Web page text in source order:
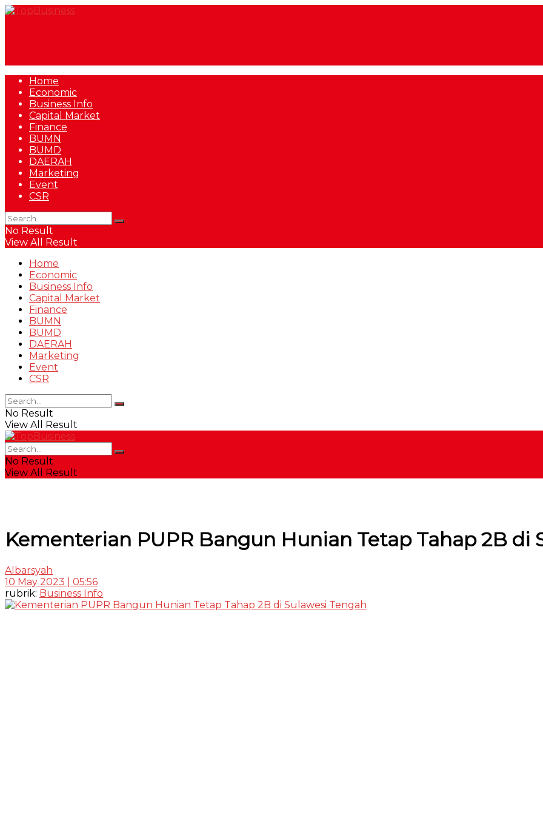
Home
Economic
Business Info
Capital Market
Finance
BUMN
BUMD
DAERAH
Marketing
Event
CSR
No Result
View All Result
Home
Economic
Business Info
Capital Market
Finance
BUMN
BUMD
DAERAH
Marketing
Event
CSR
No Result
View All Result
No Result
View All Result
Kementerian PUPR Bangun Hunian Tetap Tahap 2B di
Albarsyah
10 May 2023 | 05:56
rubrik: Business Info